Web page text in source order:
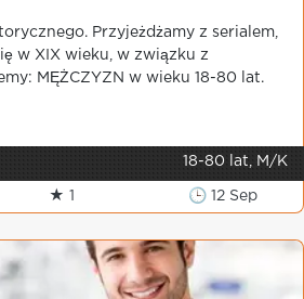
Przyjeżdżamy z serialem,
w XIX wieku, w związku z
MĘŻCZYZN w wieku 18-80 lat.
18-80 lat, M/K
★ 1 🕒 12 Sep